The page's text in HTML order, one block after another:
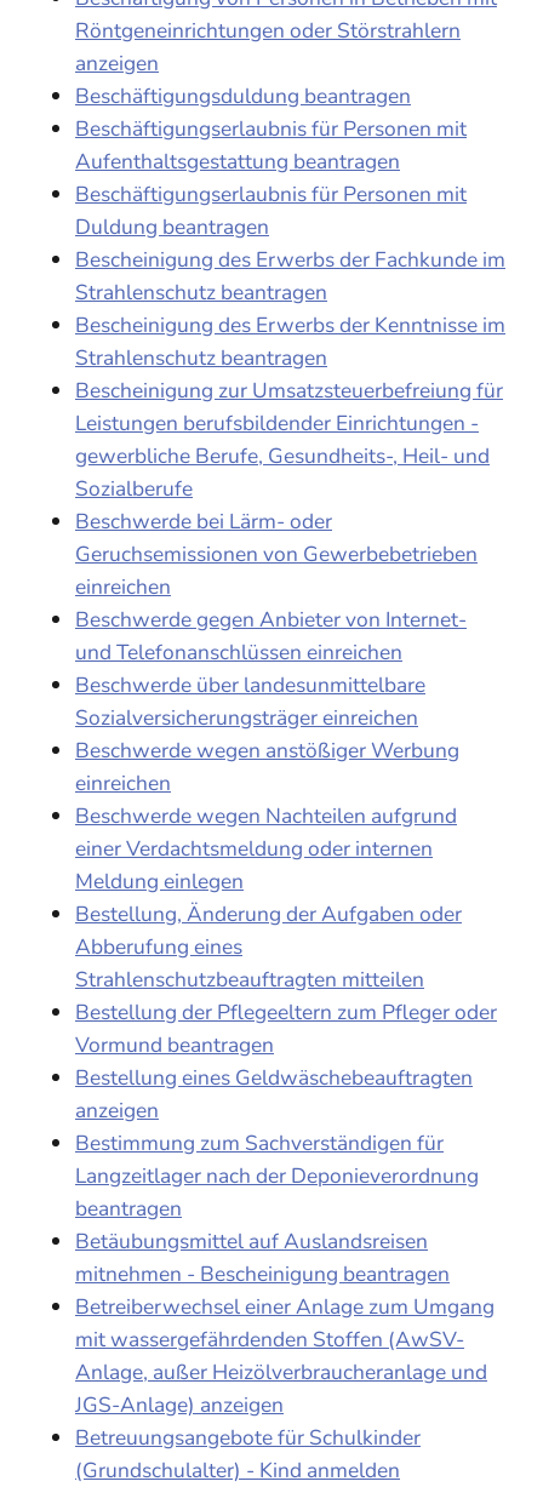
Röntgeneinrichtungen oder Störstrahlern
anzeigen
Beschäftigungsduldung beantragen
Beschäftigungserlaubnis für Personen mit
Aufenthaltsgestattung beantragen
Beschäftigungserlaubnis für Personen mit
Duldung beantragen
Bescheinigung des Erwerbs der Fachkunde im
Strahlenschutz beantragen
Bescheinigung des Erwerbs der Kenntnisse im
Strahlenschutz beantragen
Bescheinigung zur Umsatzsteuerbefreiung für
Leistungen berufsbildender Einrichtungen -
gewerbliche Berufe, Gesundheits-, Heil- und
Sozialberufe
Beschwerde bei Lärm- oder
Geruchsemissionen von Gewerbebetrieben
einreichen
Beschwerde gegen Anbieter von Internet-
und Telefonanschlüssen einreichen
Beschwerde über landesunmittelbare
Sozialversicherungsträger einreichen
Beschwerde wegen anstößiger Werbung
einreichen
Beschwerde wegen Nachteilen aufgrund
einer Verdachtsmeldung oder internen
Meldung einlegen
Bestellung, Änderung der Aufgaben oder
Abberufung eines
Strahlenschutzbeauftragten mitteilen
Bestellung der Pflegeeltern zum Pfleger oder
Vormund beantragen
Bestellung eines Geldwäschebeauftragten
anzeigen
Bestimmung zum Sachverständigen für
Langzeitlager nach der Deponieverordnung
beantragen
Betäubungsmittel auf Auslandsreisen
mitnehmen - Bescheinigung beantragen
Betreiberwechsel einer Anlage zum Umgang
mit wassergefährdenden Stoffen (AwSV-
Anlage, außer Heizölverbraucheranlage und
JGS-Anlage) anzeigen
Betreuungsangebote für Schulkinder
(Grundschulalter) - Kind anmelden